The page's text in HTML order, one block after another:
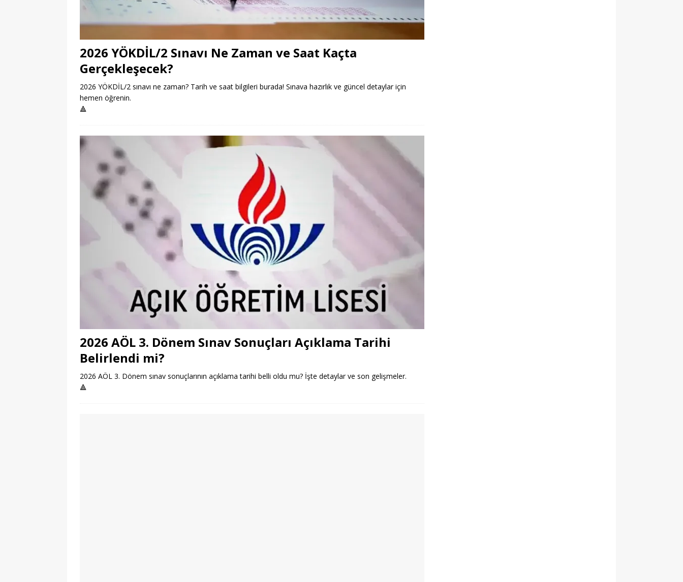
2026 YÖKDİL/2 Sınavı Ne Zaman ve Saat Kaçta
Gerçekleşecek?
2026 YÖKDİL/2 sınavı ne zaman? Tarih ve saat bilgileri burada! Sınava hazırlık ve güncel detaylar için
hemen öğrenin.
🔺
2026 AÖL 3. Dönem Sınav Sonuçları Açıklama Tarihi
Belirlendi mi?
2026 AÖL 3. Dönem sınav sonuçlarının açıklama tarihi belli oldu mu? İşte detaylar ve son gelişmeler.
🔺